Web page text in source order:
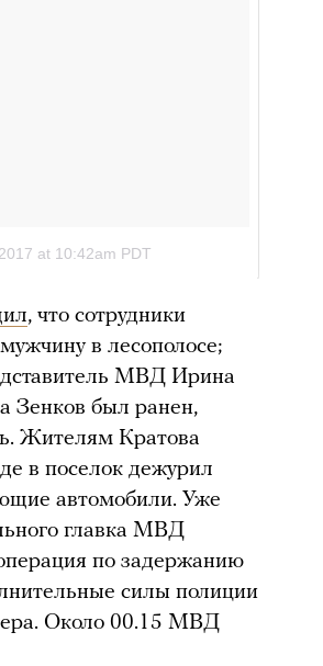
, что сотрудники
в лесополосе;
МВД Ирина
Зенков был ранен,
Жителям Кратова
в поселок дежурил
автомобили. Уже
главка МВД
по задержанию
силы полиции
Около 00.15 МВД